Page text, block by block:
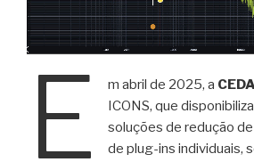
E m abril de 2025, a
ICONS, que
soluções de redução
de plug-ins individuais,